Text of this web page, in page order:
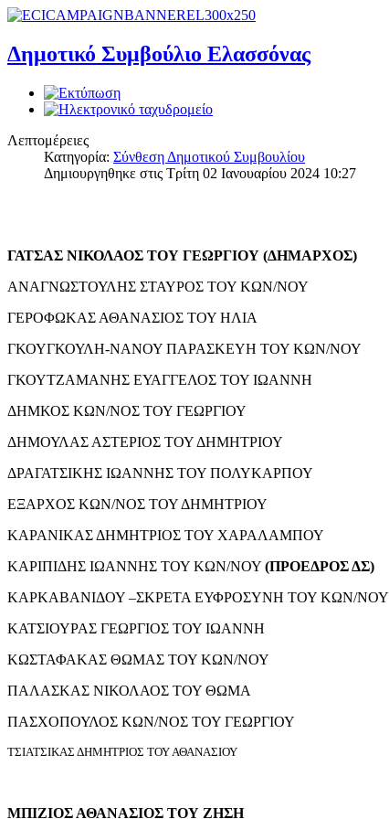
Δημοτικό Συμβούλιο Ελασσόνας
Λεπτομέρειες
Κατηγορία: Σύνθεση Δημοτικού Συμβουλίου
Δημιουργηθηκε στις Τρίτη 02 Ιανουαρίου 2024 10:27
ΓΑΤΣΑΣ ΝΙΚΟΛΑΟΣ ΤΟΥ ΓΕΩΡΓΙΟΥ (ΔΗΜΑΡΧΟΣ)
ΑΝΑΓΝΩΣΤΟΥΛΗΣ ΣΤΑΥΡΟΣ ΤΟΥ ΚΩΝ/ΝΟΥ
ΓΕΡΟΦΩΚΑΣ ΑΘΑΝΑΣΙΟΣ ΤΟΥ ΗΛΙΑ
ΓΚΟΥΓΚΟΥΛΗ-ΝΑΝΟΥ ΠΑΡΑΣΚΕΥΗ ΤΟΥ ΚΩΝ/ΝΟΥ
ΓΚΟΥΤΖΑΜΑΝΗΣ ΕΥΑΓΓΕΛΟΣ ΤΟΥ ΙΩΑΝΝΗ
ΔΗΜΚΟΣ ΚΩΝ/ΝΟΣ ΤΟΥ ΓΕΩΡΓΙΟΥ
ΔΗΜΟΥΛΑΣ ΑΣΤΕΡΙΟΣ ΤΟΥ ΔΗΜΗΤΡΙΟΥ
ΔΡΑΓΑΤΣΙΚΗΣ ΙΩΑΝΝΗΣ ΤΟΥ ΠΟΛΥΚΑΡΠΟΥ
ΕΞΑΡΧΟΣ ΚΩΝ/ΝΟΣ ΤΟΥ ΔΗΜΗΤΡΙΟΥ
ΚΑΡΑΝΙΚΑΣ ΔΗΜΗΤΡΙΟΣ ΤΟΥ ΧΑΡΑΛΑΜΠΟΥ
ΚΑΡΙΠΙΔΗΣ ΙΩΑΝΝΗΣ ΤΟΥ ΚΩΝ/ΝΟΥ (ΠΡΟΕΔΡΟΣ ΔΣ)
ΚΑΡΚΑΒΑΝΙΔΟΥ –ΣΚΡΕΤΑ ΕΥΦΡΟΣΥΝΗ ΤΟΥ ΚΩΝ/ΝΟΥ
ΚΑΤΣΙΟΥΡΑΣ ΓΕΩΡΓΙΟΣ ΤΟΥ ΙΩΑΝΝΗ
ΚΩΣΤΑΦΑΚΑΣ ΘΩΜΑΣ ΤΟΥ ΚΩΝ/ΝΟΥ
ΠΑΛΑΣΚΑΣ ΝΙΚΟΛΑΟΣ ΤΟΥ ΘΩΜΑ
ΠΑΣΧΟΠΟΥΛΟΣ ΚΩΝ/ΝΟΣ ΤΟΥ ΓΕΩΡΓΙΟΥ
ΤΣΙΑΤΣΙΚΑΣ ΔΗΜΗΤΡΙΟΣ ΤΟΥ ΑΘΑΝΑΣΙΟΥ
ΜΠΙΖΙΟΣ ΑΘΑΝΑΣΙΟΣ ΤΟΥ ΖΗΣΗ